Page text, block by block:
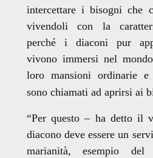
intercettare i bisogni che
vivendoli con la
perché i diaconi pur
vivono immersi nel
loro mansioni ordinarie e
sono chiamati ad aprirsi ai
“Per questo – ha detto il
diacono deve essere un
marianità, esempio del